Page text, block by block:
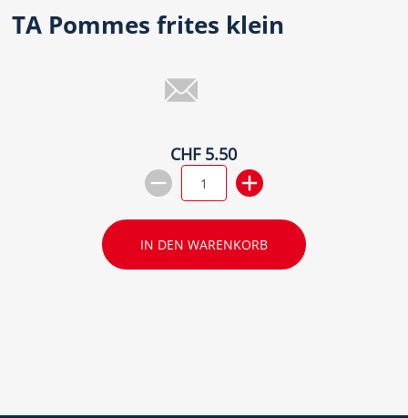
TA Pommes frites klein
CHF 5.50
IN DEN WARENKORB